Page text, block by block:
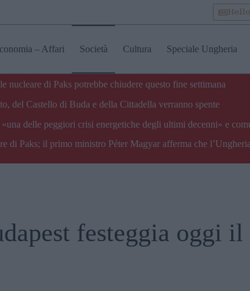
– Affari Società Cultura Speciale Ungheria
nucleare di Paks potrebbe chiudere questo fine settimana
del Castello di Buda e della Cittadella verranno spente
delle peggiori crisi energetiche degli ultimi decenni» e
di Paks; il primo ministro Péter Magyar afferma che
festeggia oggi il